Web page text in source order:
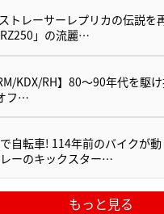
トレーサーレプリカの伝説を
」の流麗…
KDX/RH】80〜90年代を駆
フ…
で自転車! 114年前のバイクが動
ーのキックスター…
もっと見る